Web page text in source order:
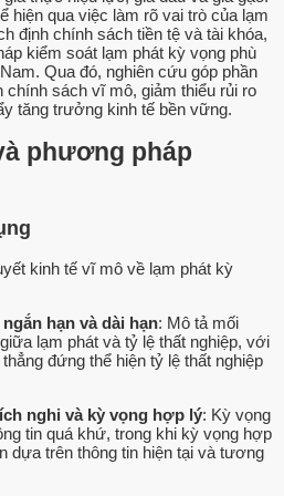
hiện qua việc làm rõ vai trò của lạm
định chính sách tiền tệ và tài khóa,
kiểm soát lạm phát kỳ vọng phù
Qua đó, nghiên cứu góp phần
chính sách vĩ mô, giảm thiểu rủi ro
tăng trưởng kinh tế bền vững.
phương pháp
kinh tế vĩ mô về lạm phát kỳ
hạn và dài hạn: Mô tả mối
lạm phát và tỷ lệ thất nghiệp, với
đứng thể hiện tỷ lệ thất nghiệp
nghi và kỳ vọng hợp lý: Kỳ vọng
tin quá khứ, trong khi kỳ vọng hợp
dựa trên thông tin hiện tại và tương